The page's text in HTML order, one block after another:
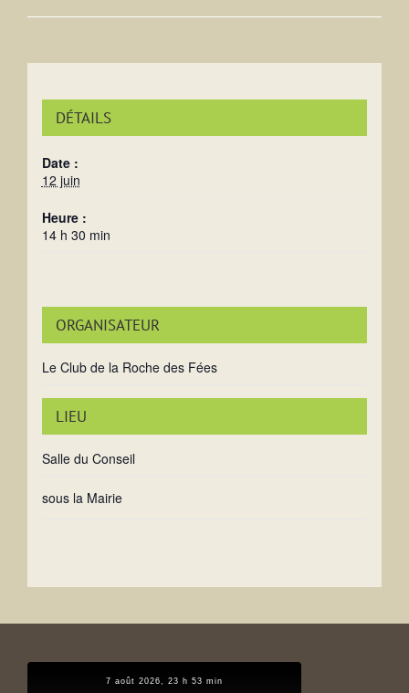
DÉTAILS
Date :
12 juin
Heure :
14 h 30 min
LIEU
Salle du Conseil
sous la Mairie
ORGANISATEUR
Le Club de la Roche des Fées
7 août 2026, 23 h 53 min